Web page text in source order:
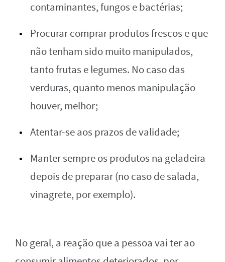
contaminantes, fungos e bactérias;
Procurar comprar produtos frescos e que
não tenham sido muito manipulados,
tanto frutas e legumes. No caso das
verduras, quanto menos manipulação
houver, melhor;
Atentar-se aos prazos de validade;
Manter sempre os produtos na geladeira
depois de preparar (no caso de salada,
vinagrete, por exemplo).
No geral, a reação que a pessoa vai ter ao